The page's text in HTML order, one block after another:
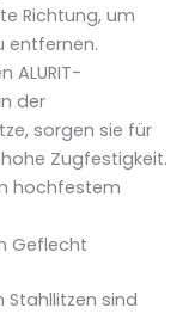
Richtung, um
entfernen.
ALURIT-
der
sorgen sie für
Zugfestigkeit.
hochfestem
Geflecht
Stahllitzen sind